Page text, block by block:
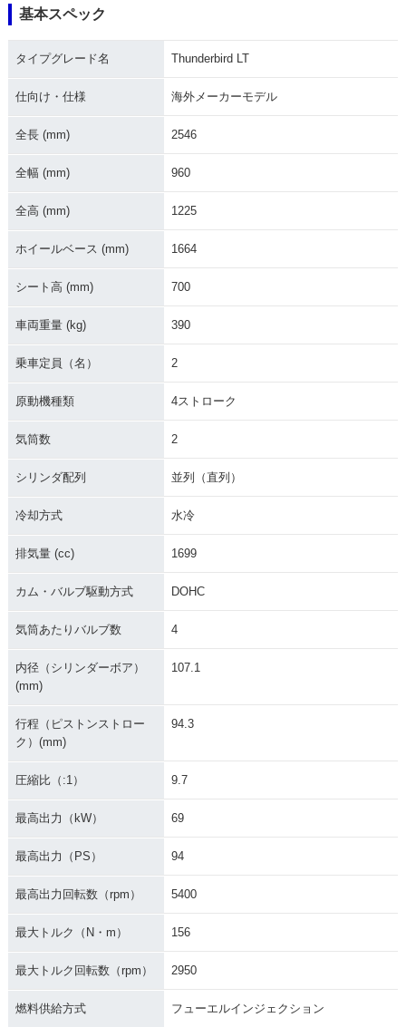
基本スペック
タイプグレード名 Thunderbird LT
仕向け・仕様 海外メーカーモデル
全長 (mm) 2546
全幅 (mm) 960
全高 (mm) 1225
ホイールベース (mm) 1664
シート高 (mm) 700
車両重量 (kg) 390
乗車定員（名） 2
原動機種類 4ストローク
気筒数 2
シリンダ配列 並列（直列）
冷却方式 水冷
排気量 (cc) 1699
カム・バルブ駆動方式 DOHC
気筒あたりバルブ数 4
内径（シリンダーボア）
(mm)
107.1
行程（ピストンストロー
ク）(mm)
94.3
圧縮比（:1） 9.7
最高出力（kW） 69
最高出力（PS） 94
最高出力回転数（rpm） 5400
最大トルク（N・m） 156
最大トルク回転数（rpm） 2950
燃料供給方式 フューエルインジェクション